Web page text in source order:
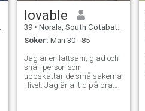
lovable
39 • Norala, South Cotabato, Filippinerna
Söker: Man 30 - 85
Jag är en lättsam, glad och
snäll person som
uppskattar de små sakerna
i livet. Jag är alltid på bra